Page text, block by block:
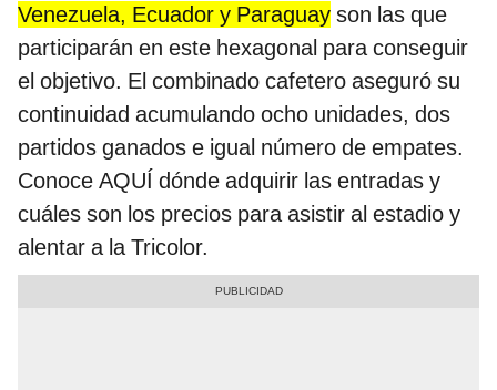
Venezuela, Ecuador y Paraguay son las que
participarán en este hexagonal para conseguir
el objetivo. El combinado cafetero aseguró su
continuidad acumulando ocho unidades, dos
partidos ganados e igual número de empates.
Conoce AQUÍ dónde adquirir las entradas y
cuáles son los precios para asistir al estadio y
alentar a la Tricolor.